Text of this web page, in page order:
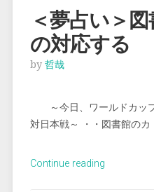
が
ら
＜夢占い＞
の対応する
by 哲哉
～今日、ワールドカッ
対日本戦～ ・・図書館のカ
Continue reading“＜